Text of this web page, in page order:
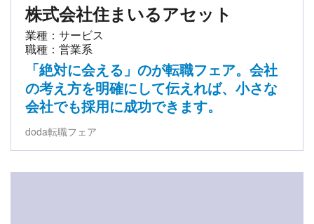
株式会社住まいるアセット
業種：サービス
職種：営業系
「絶対に会える」のが転職フェア。会社
の考え方を明確にして伝えれば、小さな
会社でも採用に成功できます。
doda転職フェア